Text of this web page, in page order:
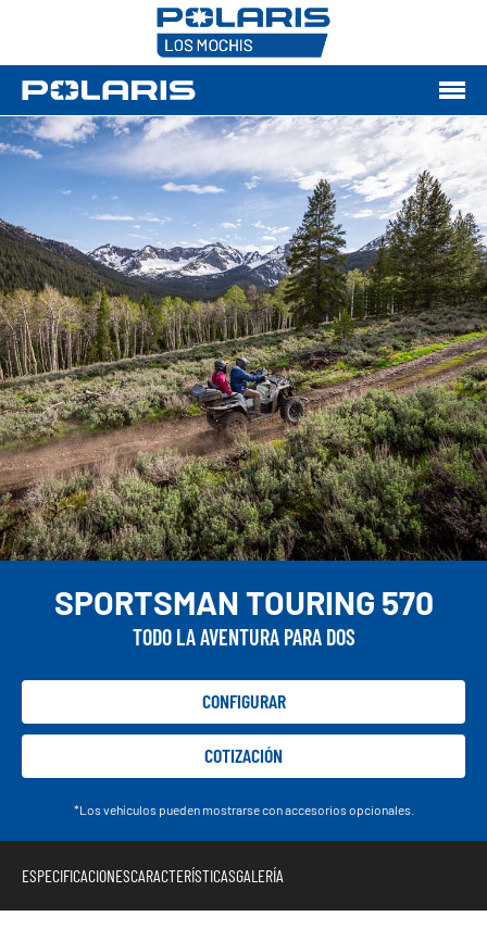
SPORTSMAN TOURING 570
TODO LA AVENTURA PARA DOS
CONFIGURAR
COTIZACIÓN
*Los vehículos pueden mostrarse con accesorios opcionales.
ESPECIFICACIONESCARACTERÍSTICASGALERÍA